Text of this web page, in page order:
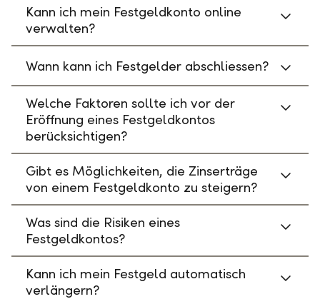
Kann ich mein Festgeldkonto online
verwalten?
Wann kann ich Festgelder abschliessen?
Welche Faktoren sollte ich vor der
Eröffnung eines Festgeldkontos
berücksichtigen?
Gibt es Möglichkeiten, die Zinserträge
von einem Festgeldkonto zu steigern?
Was sind die Risiken eines
Festgeldkontos?
Kann ich mein Festgeld automatisch
verlängern?